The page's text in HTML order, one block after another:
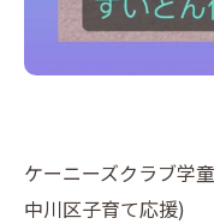
ケーニーズクラブ学
中川区子育て応援)